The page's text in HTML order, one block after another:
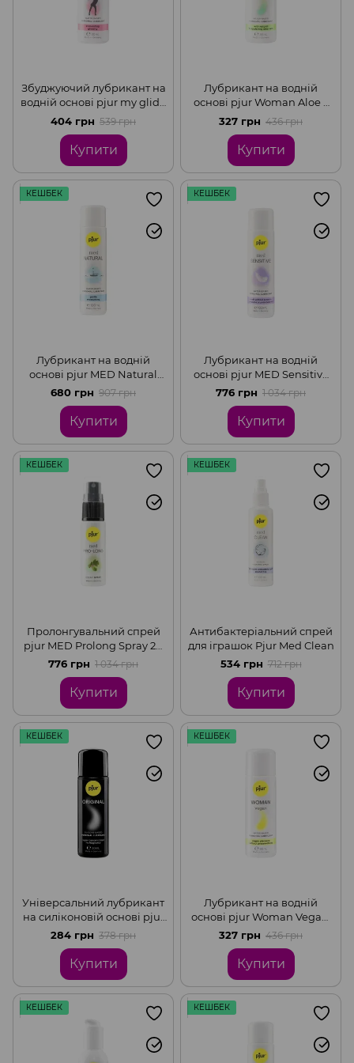
Збуджуючий лубрикант на
водній основі pjur my glide
30 мл, з женьшенем,
зігріває, 30мл
404 грн 539 грн
Купити
Лубрикант на водній
основі pjur Woman Aloe з
екстрактом алое,
зволожувальний, без
парабенів, 30 мл
327 грн 436 грн
Купити
КЕШБЕК
Лубрикант на водній
основі pjur MED Natural
glide 100 мл спеціально
для сухої та чутливої ​​шкіри
680 грн 907 грн
Купити
КЕШБЕК
Лубрикант на водній
основі pjur MED Sensitive
glide 100 мл для
надчутливої ​​шкіри
776 грн 1 034 грн
Купити
КЕШБЕК
Пролонгувальний спрей
pjur MED Prolong Spray 20
мл із екстрактом дубової
кори та пантенолом
776 грн 1 034 грн
Купити
КЕШБЕК
Антибактеріальний спрей
для іграшок Pjur Med Clean
534 грн 712 грн
Купити
КЕШБЕК
Універсальний лубрикант
на силіконовій основі pjur
Original, 2в1: для сексу та
масажу, 30 мл
284 грн 378 грн
Купити
КЕШБЕК
Лубрикант на водній
основі pjur Woman Vegan,
чистий веганський склад,
без консервантів, 30 мл
327 грн 436 грн
Купити
КЕШБЕК КЕШБЕК